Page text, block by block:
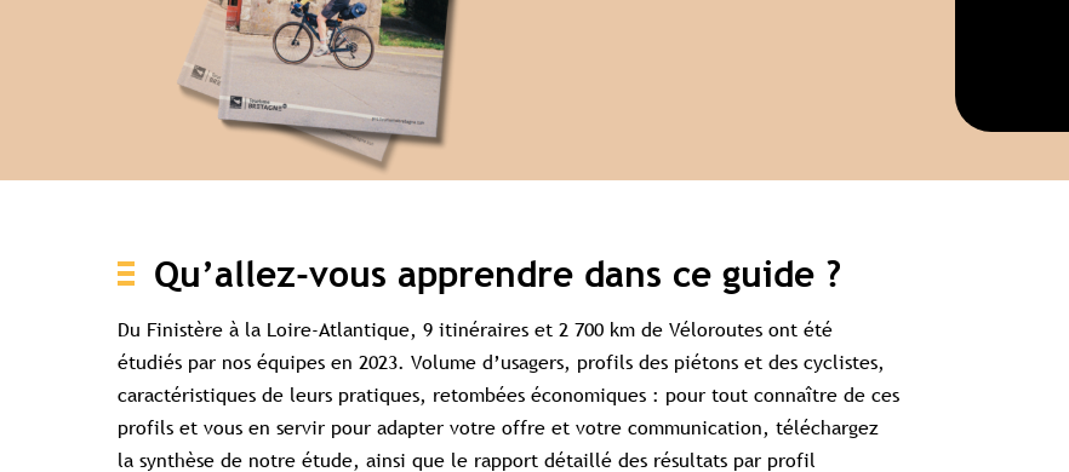
Qu’allez-vous apprendre dans ce guide ?
Du Finistère à la Loire-Atlantique, 9 itinéraires et 2 700 km de Véloroutes ont été
étudiés par nos équipes en 2023. Volume d’usagers, profils des piétons et des cyclistes,
caractéristiques de leurs pratiques, retombées économiques : pour tout connaître de ces
profils et vous en servir pour adapter votre offre et votre communication, téléchargez
la synthèse de notre étude, ainsi que le rapport détaillé des résultats par profil
Contenu réservé aux abonné(e)s premium
Souscrivez à l'abonnement et accédez à tous nos contenus
exclusifs